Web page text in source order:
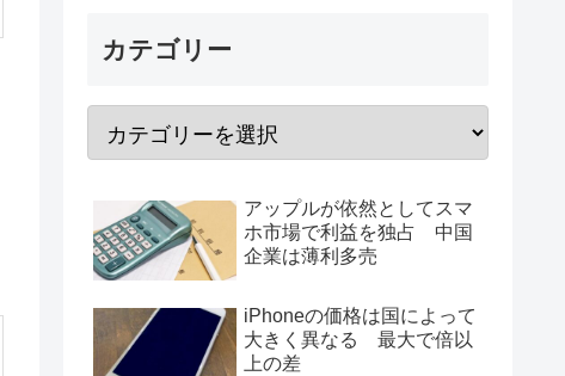
カテゴリー
アップルが依然としてスマ
ホ市場で利益を独占 中国
企業は薄利多売
iPhoneの価格は国によって
大きく異なる 最大で倍以
上の差